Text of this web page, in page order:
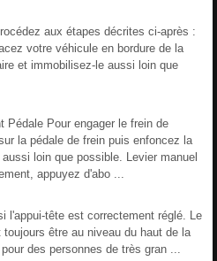
aux étapes décrites ci-après :
votre véhicule en bordure de la
et immobilisez-le aussi loin que
Pédale Pour engager le frein de
la pédale de frein puis enfoncez la
loin que possible. Levier manuel
appuyez d'abo ...
l'appui-tête est correctement réglé. Le
être au niveau du haut de la
des personnes de très gran ...